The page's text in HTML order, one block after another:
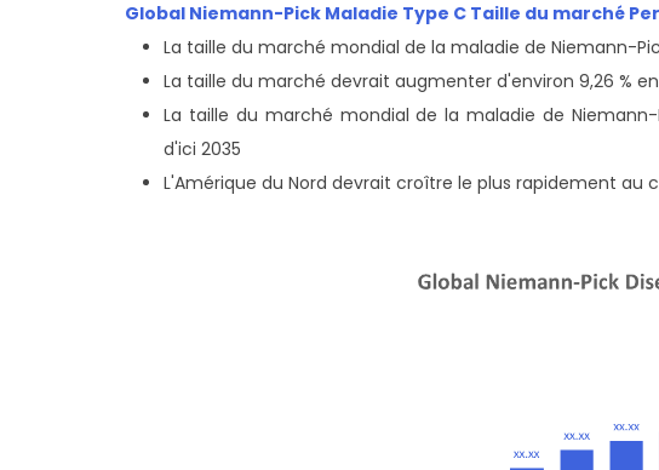
Global Niemann-Pick Maladie Type C Taille du marché
La taille du marché mondial de la maladie de Niemann-
La taille du marché devrait augmenter d'environ 9,26 %
La taille du marché mondial de la maladie de Niemann-
d'ici 2035
L'Amérique du Nord devrait croître le plus rapidement au